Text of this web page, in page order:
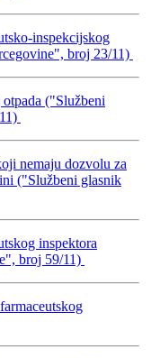
inspekcijskog
broj 23/11)
("Službeni
nemaju dozvolu za
("Službeni glasnik
inspektora
broj 59/11)